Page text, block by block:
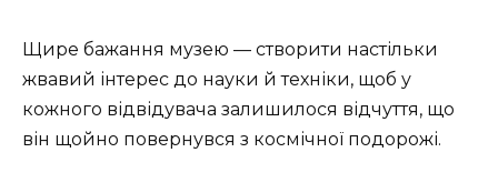
Щире бажання музею — створити настільки
жвавий інтерес до науки й техніки, щоб у
кожного відвідувача залишилося відчуття, що
він щойно повернувся з космічної подорожі.